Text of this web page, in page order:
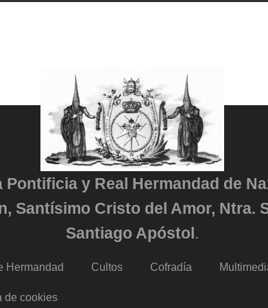
y Real Hermandad de
Santísimo Cristo del Amor, Ntra.
Santiago Apóstol.
Hermandad Cultos Cofradía
de cookies